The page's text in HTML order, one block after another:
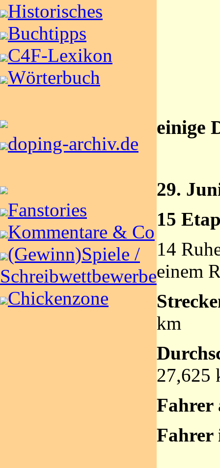
Historisches
Buchtipps
C4F-Lexikon
Wörterbuch
doping-archiv.de
Fanstories
Kommentare & Co
(Gewinn)Spiele /
Schreibwettbewerbe
Chickenzone
einige
29.
15
14
einem
km
27,625
Fahrer
Fahrer